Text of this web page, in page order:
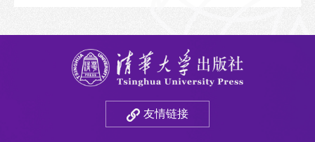
友情链接